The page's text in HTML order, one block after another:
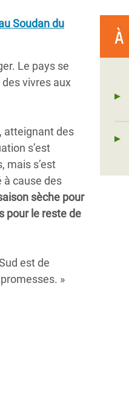
Soudan du
Le pays se
vivres aux
atteignant des
s’est
mais s’est
à cause des
sèche pour
pour le reste de
est de
»